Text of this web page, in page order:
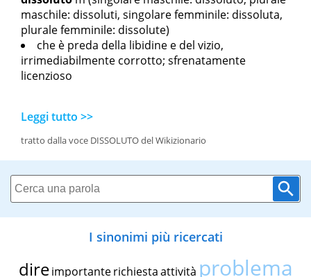
maschile: dissoluti, singolare femminile: dissoluta,
plurale femminile: dissolute)
che è preda della libidine e del vizio,
irrimediabilmente corrotto; sfrenatamente
licenzioso
Leggi tutto >>
tratto dalla voce DISSOLUTO del Wikizionario
I sinonimi più ricercati
dire importante richiestaattività problema